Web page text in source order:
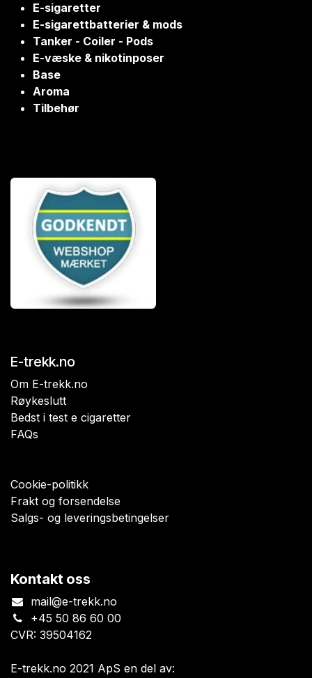
E-sigaretter
E-sigarettbatterier & mods
Tanker - Coiler - Pods
E-væske & nikotinposer
Base
Aroma
Tilbehør
E-trekk.no
Om E-trekk.no
Røykeslutt
Bedst i test e cigaretter
FAQs
Cookie-politikk
Frakt og forsendelse
Salgs- og leveringsbetingelser
Kontakt oss
mail@e-trekk.no
+45 50 86 60 00
CVR: 39504162
E-trekk.no 2021 ApS en del av: